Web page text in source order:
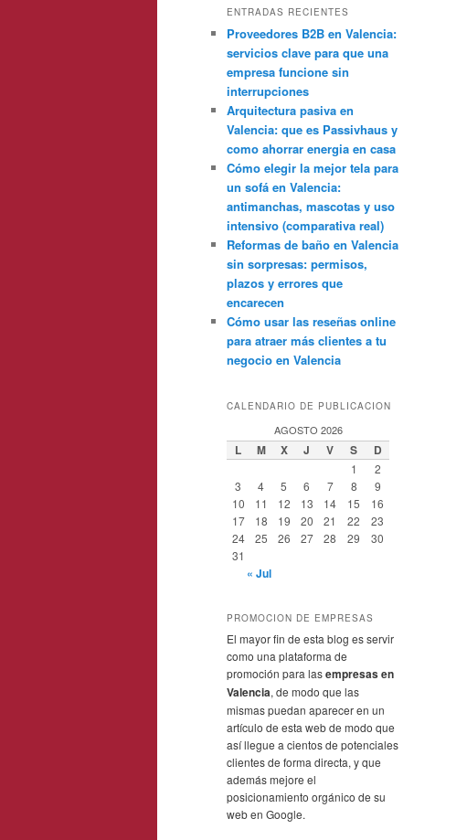
ENTRADAS RECIENTES
Proveedores B2B en Valencia:
servicios clave para que una
empresa funcione sin
interrupciones
Arquitectura pasiva en
Valencia: que es Passivhaus y
como ahorrar energia en casa
Cómo elegir la mejor tela para
un sofá en Valencia:
antimanchas, mascotas y uso
intensivo (comparativa real)
Reformas de baño en Valencia
sin sorpresas: permisos,
plazos y errores que
encarecen
Cómo usar las reseñas online
para atraer más clientes a tu
negocio en Valencia
CALENDARIO DE PUBLICACION
AGOSTO 2026
L M X J V S D
1
2
3
4 5 6 7 8
9
10
11 12 13 14 15
16
17
18 19 20 21 22
23
24
25 26 27 28 29
30
31
« Jul
PROMOCION DE EMPRESAS
El mayor fin de esta blog es servir
como una plataforma de
promoción para lasempresas en
Valencia, de modo que las
mismas puedan aparecer en un
artículo de esta web de modo que
así llegue a cientos de potenciales
clientes de forma directa, y que
además mejore el
posicionamiento orgánico de su
web en Google.